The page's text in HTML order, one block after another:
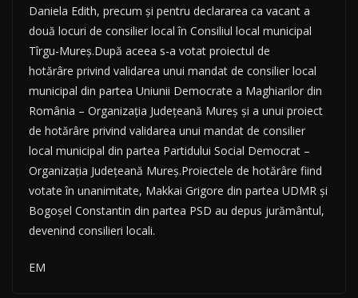
Daniela Edith, precum şi pentru declararea ca vacant a
două locuri de consilier local în Consiliul local municipal
Tîrgu-Mureș.După aceea s-a votat proiectul de
hotărâre privind validarea unui mandat de consilier local
municipal din partea Uniunii Democrate a Maghiarilor din
România – Organizaţia Judeţeană Mureş şi a unui proiect
de hotărâre privind validarea unui mandat de consilier
local municipal din partea Partidului Social Democrat –
Organizaţia Judeţeană Mureş.Proiectele de hotărâre fiind
votate în unanimitate, Makkai Grigore din partea UDMR şi
Bogoşel Constantin din partea PSD au depus jurământul,
devenind consilieri locali.
EM